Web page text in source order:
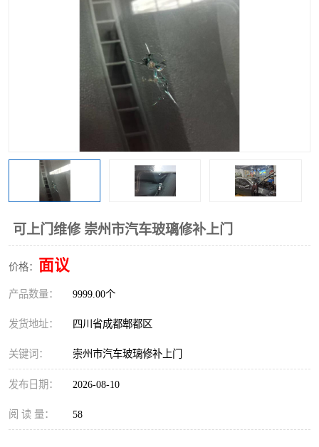
可上门维修 崇州市汽车玻璃修补上门
价格： 面议
产品数量： 9999.00个
发货地址： 四川省成都郫都区
关键词： 崇州市汽车玻璃修补上门
发布日期： 2026-08-10
阅 读 量： 58